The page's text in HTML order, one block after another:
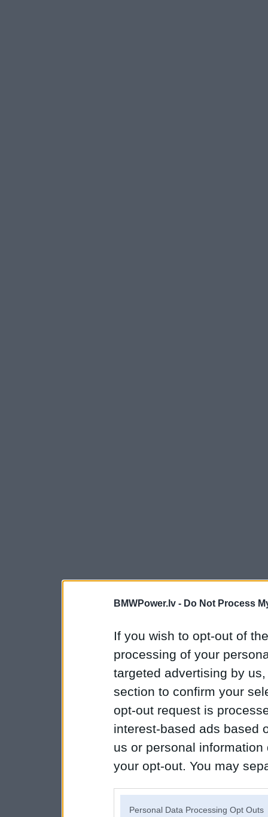
BMWPower.lv - Do Not Process
If you wish to opt-out of
processing of your
targeted advertising by
section to confirm your
opt-out request is
interest-based ads based
us or personal
your opt-out. You may
Personal Data Processing Opt Outs